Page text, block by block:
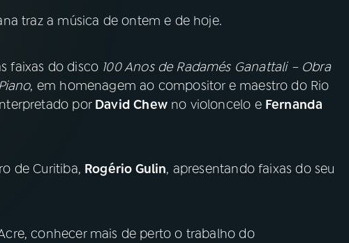
traz a música de ontem e de hoje.
faixas do disco 100 Anos de Radamés Ganattali – Obra
, em homenagem ao compositor e maestro do Rio
por David Chewno violoncelo e Fernanda
de Curitiba, Rogério Gulin, apresentando faixas do seu
conhecer mais de perto o trabalho do